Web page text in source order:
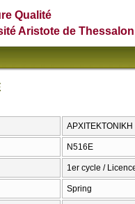
Qualité
Aristote de
ΑΡΧΙΤΕΚΤΟΝΙΚΗ
Ν516Ε
1er cycle /
Spring